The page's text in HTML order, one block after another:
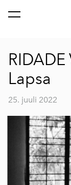
lisati ostukorvi.
Lapsa
25. juuli 2022